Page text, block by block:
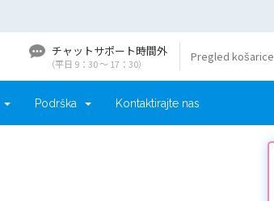
チャットサポート時間外
（平日 9：30 〜 17：30）
Pregled košarice
Podrška Kontaktirajte nas